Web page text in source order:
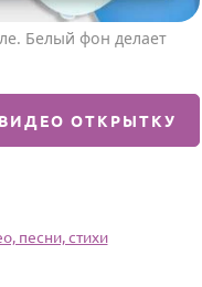
Белый фон делает
ОТКРЫТКУ
песни, стихи